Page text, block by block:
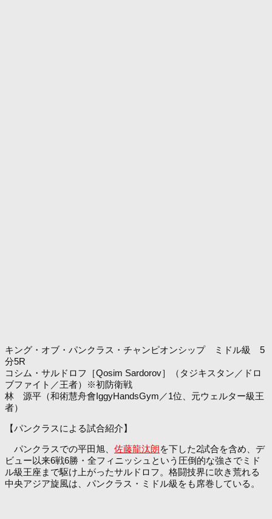
キング・オブ・パンクラス・チャンピオンシップ ミドル級 5
分5R
コシム・サルドロフ［Qosim Sardorov］（タジキスタン／ドロ
ブファイト／王者）※初防衛戦
林 源平（和術慧舟會IggyHandsGym／1位、元ウェルター級王
者）
【パンクラスによる試合紹介】
パンクラスでの平田旭、 佐藤龍汰朗を下した2試合を含め、デ
ビュー以来6戦6勝・全フィニッシュという圧倒的な強さでミド
ル級王座まで駆け上がったサルドロフ。格闘技界に吹き荒れる
中央アジア旋風は、パンクラス・ミドル級をも席巻している。